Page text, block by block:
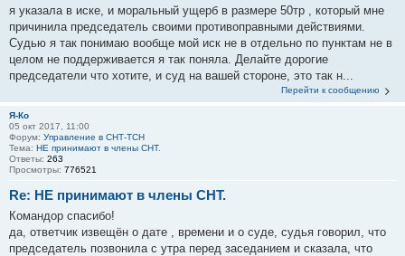
я указала в иске, и моральный ущерб в размере 50тр , который мне
причинила председатель своими противоправными действиями.
Судью я так понимаю вообще мой иск не в отдельно по пунктам не в
целом не поддерживается я так поняла. Делайте дорогие
председатели что хотите, и суд на вашей стороне, это так н...
Перейти к сообщению
Я-Ко
05 окт 2017, 11:00
Форум: Управление в СНТ-ТСН
Тема: НЕ принимают в члены СНТ.
Ответы: 263
Просмотры: 776521
Re: НЕ принимают в члены СНТ.
Командор спасибо!
да, ответчик извещён о дате , времени и о суде, судья говорил, что
председатель позвонила с утра перед заседанием и сказала, что